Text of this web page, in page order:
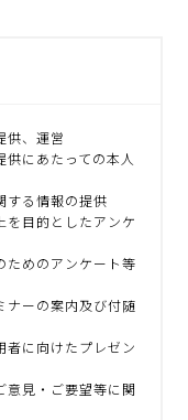
供、運営
にあたっての本人
する情報の提供
を目的としたアンケ
ためのアンケート等
ナーの案内及び付随
者に向けたプレゼン
意見・ご要望等に関